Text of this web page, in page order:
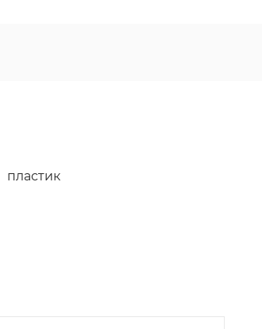
пластик